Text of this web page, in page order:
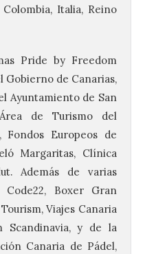
Colombia, Italia, Reino
Pride by Freedom
Gobierno de Canarias,
Ayuntamiento de San
de Turismo del
Fondos Europeos de
Margaritas, Clínica
Además de varias
Code22, Boxer Gran
Viajes Canaria
Scandinavia, y de la
Canaria de Pádel,
de
Instituto
Música
con un
30 de